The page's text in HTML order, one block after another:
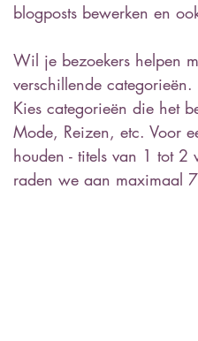
blogposts bewerken en
Wil je bezoekers helpen
verschillende
Kies categorieën die het
Mode, Reizen, etc. Voor
houden - titels van 1 tot 2
raden we aan maximaal